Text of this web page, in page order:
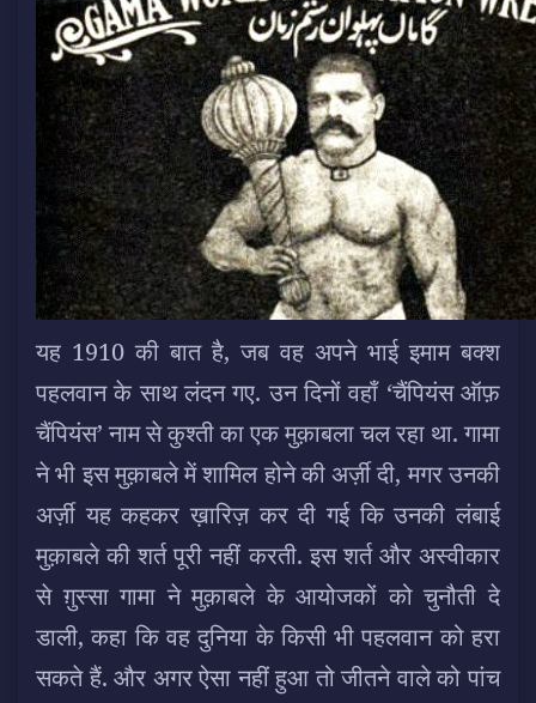
यह 1910 की बात है, जब वह अपने भाई इमाम बक्श
पहलवान के साथ लंदन गए. उन दिनों वहाँ ‘चैंपियंस ऑफ़
चैंपियंस’ नाम से कुश्ती का एक मुक़ाबला चल रहा था. गामा
ने भी इस मुक़ाबले में शामिल होने की अर्ज़ी दी, मगर उनकी
अर्ज़ी यह कहकर ख़ारिज़ कर दी गई कि उनकी लंबाई
मुक़ाबले की शर्त पूरी नहीं करती. इस शर्त और अस्वीकार
से ग़ुस्सा गामा ने मुक़ाबले के आयोजकों को चुनौती दे
डाली, कहा कि वह दुनिया के किसी भी पहलवान को हरा
सकते हैं. और अगर ऐसा नहीं हुआ तो जीतने वाले को पांच